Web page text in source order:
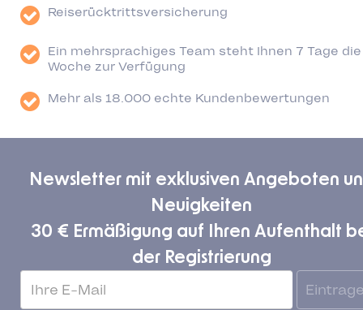
Reiserücktrittsversicherung
Ein mehrsprachiges Team steht Ihnen 7 Tage die
Woche zur Verfügung
Mehr als 18.000 echte Kundenbewertungen
Newsletter mit exklusiven Angeboten
Neuigkeiten
30 € Ermäßigung auf Ihren Aufenthalt
der Registrierung